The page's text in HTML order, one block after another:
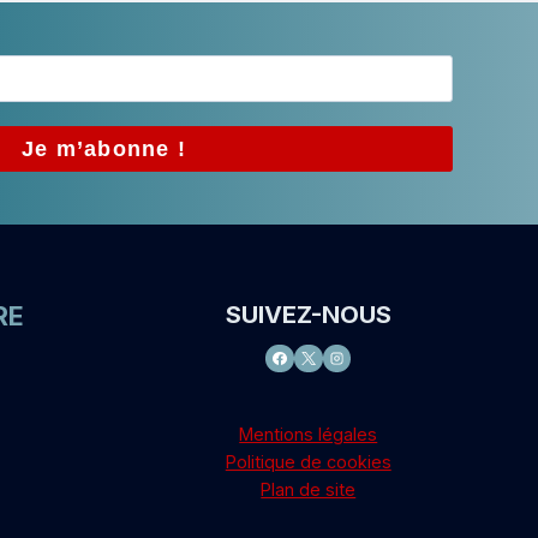
SUIVEZ-NOUS
Mentions légales
Politique de cookies
Plan de site